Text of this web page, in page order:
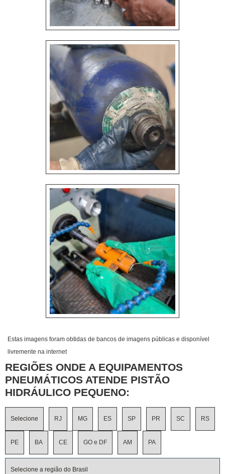
Estas imagens foram obtidas de bancos de imagens públicas e disponível
livremente na internet
REGIÕES ONDE A EQUIPAMENTOS
PNEUMÁTICOS ATENDE PISTÃO
HIDRÁULICO PEQUENO:
Selecione RJ MG ES SP PR SC RS
PE BA CE GO e DF AM PA
Selecione a região do Brasil